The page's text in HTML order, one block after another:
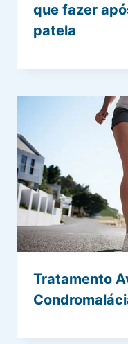
que fazer
patela
Tratamento